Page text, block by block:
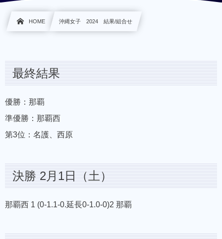
HOME 沖縄女子 2024 結果/組合せ
最終結果
優勝：那覇
準優勝：那覇西
第3位：名護、西原
決勝 2月1日（土）
那覇西 1 (0-1.1-0.延長0-1.0-0)2 那覇